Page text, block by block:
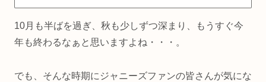
10月も半ばを過ぎ、秋も少しずつ深まり、もうすぐ今
年も終わるなぁと思いますよね・・・。
でも、そんな時期にジャニーズファンの皆さんが気にな